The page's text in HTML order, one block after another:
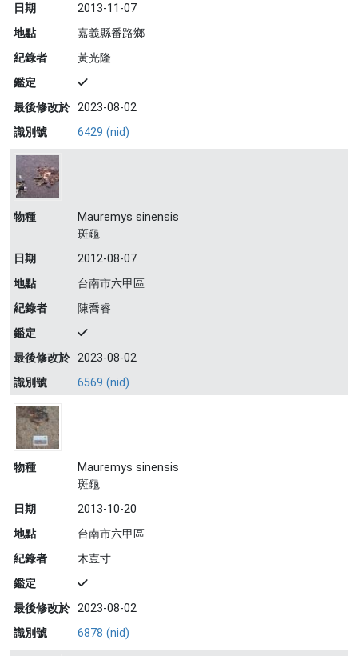
日期
2013-11-07
地點
嘉義縣番路鄉
紀錄者
黃光隆
鑑定
最後修改於 2023-08-02
識別號
6429 (nid)
物種
Mauremys sinensis
斑龜
日期
2012-08-07
地點
台南市六甲區
紀錄者
陳喬睿
鑑定
最後修改於 2023-08-02
識別號
6569 (nid)
物種
Mauremys sinensis
斑龜
日期
2013-10-20
地點
台南市六甲區
紀錄者
木壴寸
鑑定
最後修改於 2023-08-02
識別號
6878 (nid)